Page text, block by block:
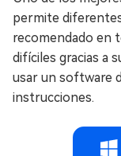
permite
recomendado en
difíciles gracias a
usar un software
instrucciones.